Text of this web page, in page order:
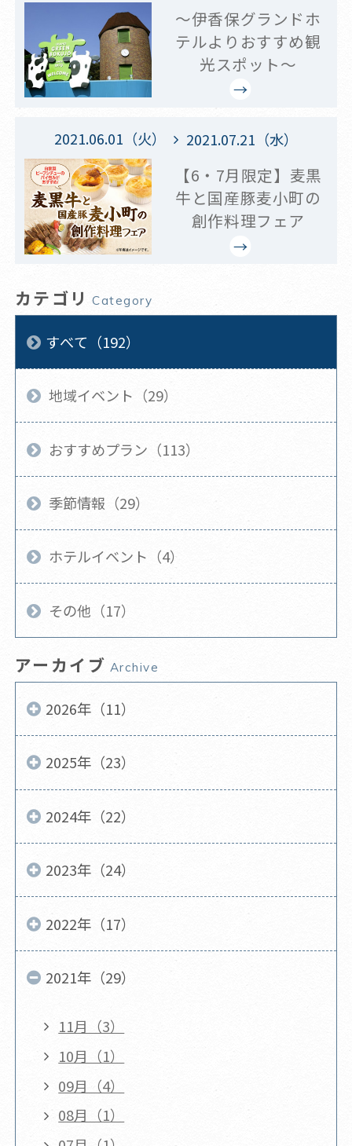
～伊香保グランドホ
テルよりおすすめ観
光スポット～
2021.06.01（火） 2021.07.21（水）
【6・7月限定】麦黒
牛と国産豚麦小町の
創作料理フェア
カテゴリ Category
すべて（192）
地域イベント（29）
おすすめプラン（113）
季節情報（29）
ホテルイベント（4）
その他（17）
アーカイブ Archive
2026年（11）
2025年（23）
2024年（22）
2023年（24）
2022年（17）
2021年（29）
11月（3）
10月（1）
09月（4）
08月（1）